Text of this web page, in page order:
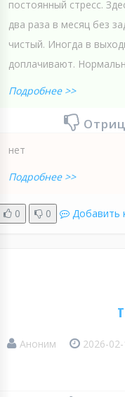
постоянный стресс.
два раза в месяц без
чистый. Иногда в
доплачивают.
Подробнее >>
нет
Подробнее >>
0 0 Добавить
Аноним 2026-